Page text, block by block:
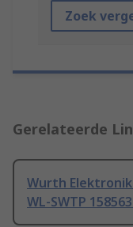
Zoek
Gerelateerde
Wurth Elektronik
WL-SWTP